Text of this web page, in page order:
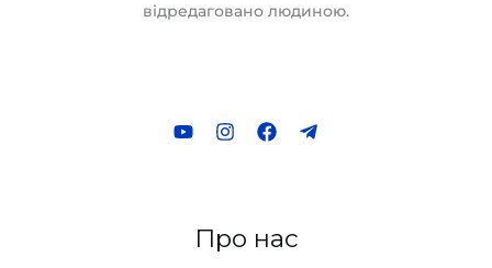
відредаговано людиною.
Про нас